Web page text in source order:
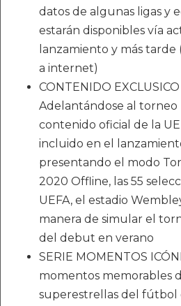
datos de algunas ligas y
estarán disponibles vía
lanzamiento y más
a internet)
CONTENIDO
Adelantándose al torneo
contenido oficial de la
incluido en el
presentando el modo
2020 Offline, las 55
UEFA, el estadio
manera de simular el
del debut en verano
SERIE MOMENTOS
momentos memorables
superestrellas del fútbol